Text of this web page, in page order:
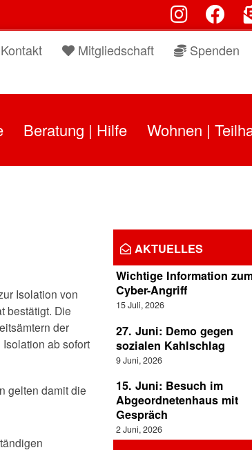
fab fa- fab
Mitgliedschaft Spenden
Beratung | Hilfe Wohnen |
Isolation von
bestätigt. Die
der
ab sofort
gelten damit die
AKTUELLES
Wichtige Information
Cyber-Angriff
15 Juli, 2026
27. Juni: Demo gegen
sozialen Kahlschlag
9 Juni, 2026
15. Juni: Besuch im
Abgeordnetenhaus mit
Gespräch
2 Juni, 2026